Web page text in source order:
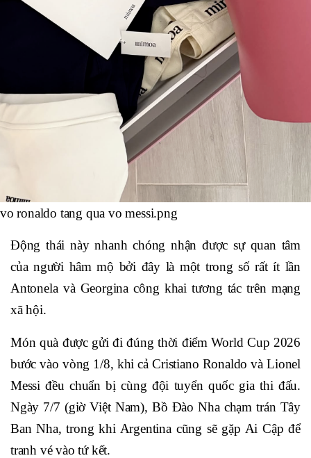
vo ronaldo tang qua vo messi.png
Động thái này nhanh chóng nhận được sự quan tâm
của người hâm mộ bởi đây là một trong số rất ít lần
Antonela và Georgina công khai tương tác trên mạng
xã hội.
Món quà được gửi đi đúng thời điểm World Cup 2026
bước vào vòng 1/8, khi cả Cristiano Ronaldo và Lionel
Messi đều chuẩn bị cùng đội tuyển quốc gia thi đấu.
Ngày 7/7 (giờ Việt Nam), Bồ Đào Nha chạm trán Tây
Ban Nha, trong khi Argentina cũng sẽ gặp Ai Cập để
tranh vé vào tứ kết.